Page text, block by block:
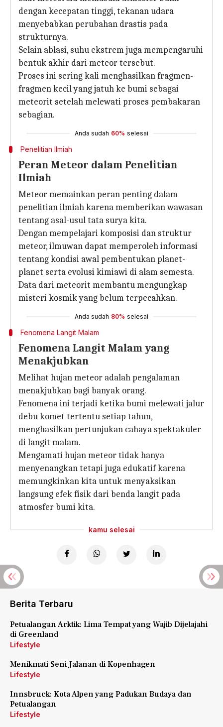
dengan kecepatan tinggi, tekanan udara
menyebabkan perubahan drastis pada
strukturnya.
Selain ablasi, suhu ekstrem juga mempengaruhi
bentuk akhir dari meteor tersebut.
Proses ini sering kali menghasilkan fragmen-
fragmen kecil yang jatuh ke bumi sebagai
meteorit setelah melewati proses pembakaran
sebagian.
Anda sudah 60% selesai
Penelitian Ilmiah
Peran Meteor dalam Penelitian
Ilmiah
Meteor memainkan peran penting dalam
penelitian ilmiah karena memberikan wawasan
tentang asal-usul tata surya kita.
Dengan mempelajari komposisi dan struktur
meteor, ilmuwan dapat memperoleh informasi
tentang kondisi awal pembentukan planet-
planet serta evolusi kimiawi di alam semesta.
Data dari meteorit membantu mengungkap
misteri kosmik yang belum terpecahkan.
Anda sudah 80% selesai
Fenomena Langit Malam
Fenomena Langit Malam yang
Menakjubkan
Melihat hujan meteor adalah pengalaman
menakjubkan bagi banyak orang.
Fenomena ini terjadi ketika bumi melewati jalur
debu komet tertentu setiap tahun,
menghasilkan pertunjukan cahaya spektakuler
di langit malam.
Mengamati hujan meteor tidak hanya
menyenangkan tetapi juga edukatif karena
memungkinkan kita untuk menyaksikan
langsung efek fisik dari benda langit pada
atmosfer bumi kita.
kamu selesai
Berita Terbaru
Petualangan Arktik: Lima Tempat yang Wajib Dijelajahi
di Greenland
Lifestyle
Menikmati Seni Jalanan di Kopenhagen
Lifestyle
Innsbruck: Kota Alpen yang Padukan Budaya dan
Petualangan
Lifestyle